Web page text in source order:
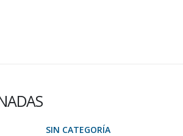
SIN CATEGORÍA